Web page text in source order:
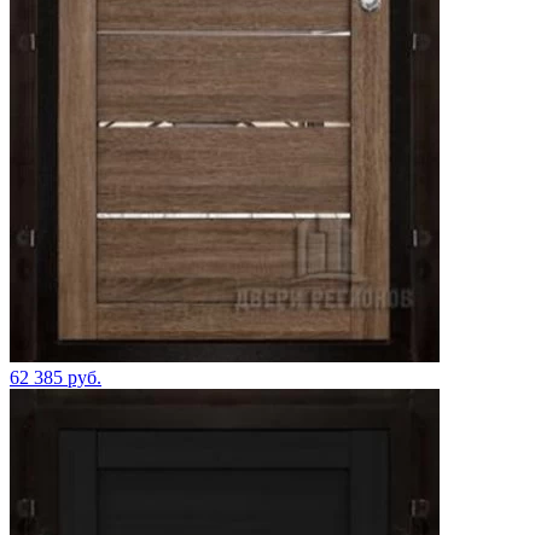
62 385 руб.